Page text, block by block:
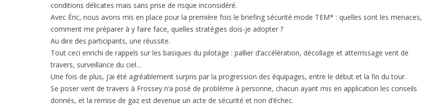
conditions délicates mais sans prise de risque inconsidéré.
Avec Éric, nous avons mis en place pour la première fois le briefing sécurité mode TEM* : quelles sont les menaces,
comment me préparer à y faire face, quelles stratégies dois-je adopter ?
Au dire des participants, une réussite.
Tout ceci enrichi de rappels sur les basiques du pilotage : pallier d’accélération, décollage et atterrissage vent de
travers, surveillance du ciel…
Une fois de plus, j’ai été agréablement surpris par la progression des équipages, entre le début et la fin du tour.
Se poser vent de travers à Frossey n’a posé de problème à personne, chacun ayant mis en application les conseils
donnés, et la remise de gaz est devenue un acte de sécurité et non d’échec.